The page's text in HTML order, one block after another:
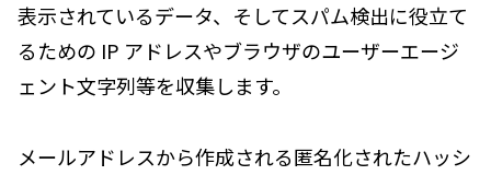
表示されているデータ、そしてスパム検出に役立て
るための IP アドレスやブラウザのユーザーエージ
ェント文字列等を収集します。
メールアドレスから作成される匿名化されたハッシ